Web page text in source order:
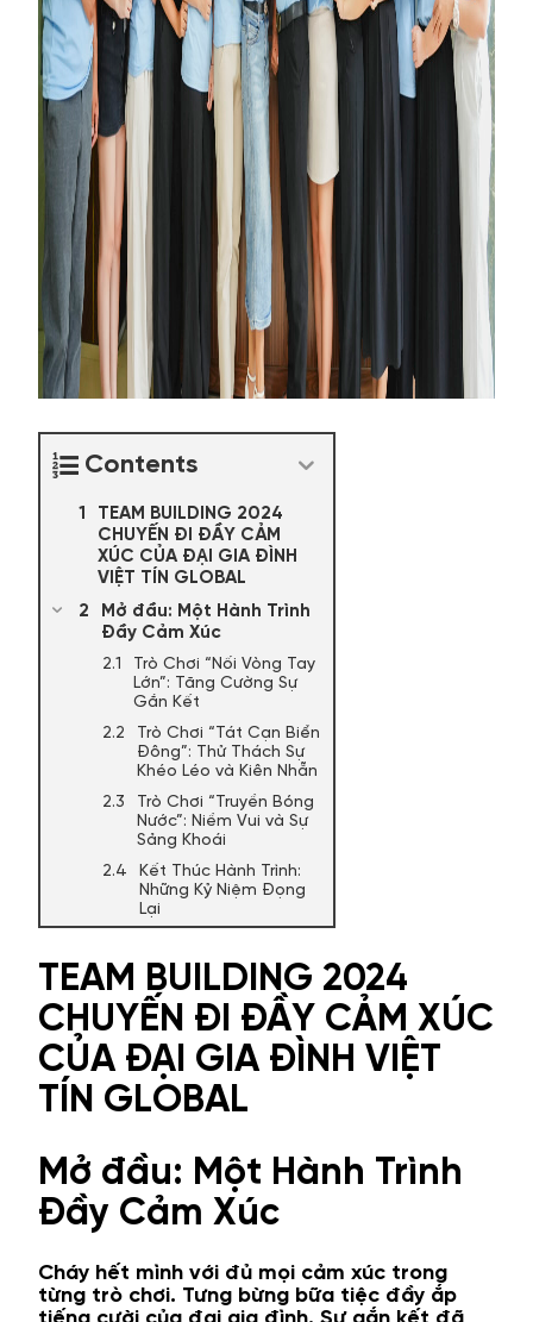
Contents
TEAM BUILDING 2024
CHUYẾN ĐI ĐẦY CẢM
XÚC CỦA ĐẠI GIA ĐÌNH
VIỆT TÍN GLOBAL
Mở đầu: Một Hành Trình
Đầy Cảm Xúc
Trò Chơi “Nối Vòng Tay
Lớn”: Tăng Cường Sự
Gắn Kết
Trò Chơi “Tát Cạn Biển
Đông”: Thử Thách Sự
Khéo Léo và Kiên Nhẫn
Trò Chơi “Truyền Bóng
Nước”: Niềm Vui và Sự
Sảng Khoái
Kết Thúc Hành Trình:
Những Kỷ Niệm Đọng
Lại
TEAM BUILDING 2024
CHUYẾN ĐI ĐẦY CẢM XÚC
CỦA ĐẠI GIA ĐÌNH VIỆT
TÍN GLOBAL
Mở đầu: Một Hành Trình
Đầy Cảm Xúc
Cháy hết mình với đủ mọi cảm xúc trong
từng trò chơi. Tưng bừng bữa tiệc đầy ắp